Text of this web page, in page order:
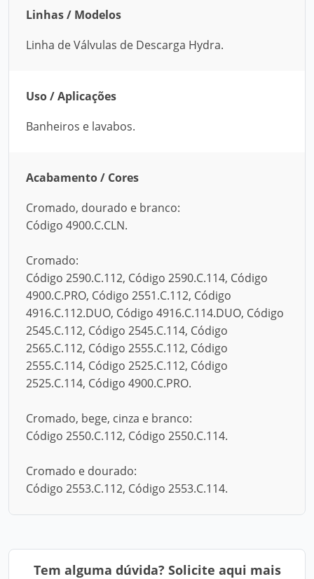
Linhas / Modelos
Linha de Válvulas de Descarga Hydra.
Uso / Aplicações
Banheiros e lavabos.
Acabamento / Cores
Cromado, dourado e branco:
Código 4900.C.CLN.
Cromado:
Código 2590.C.112, Código 2590.C.114, Código
4900.C.PRO, Código 2551.C.112, Código
4916.C.112.DUO, Código 4916.C.114.DUO, Código
2545.C.112, Código 2545.C.114, Código
2565.C.112, Código 2555.C.112, Código
2555.C.114, Código 2525.C.112, Código
2525.C.114, Código 4900.C.PRO.
Cromado, bege, cinza e branco:
Código 2550.C.112, Código 2550.C.114.
Cromado e dourado:
Código 2553.C.112, Código 2553.C.114.
Tem alguma dúvida? Solicite aqui mais